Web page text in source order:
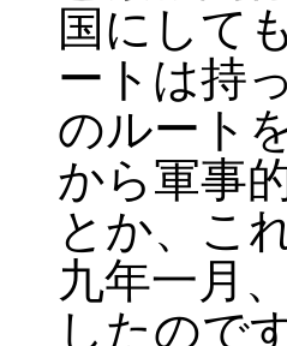
国にして
ートは持
のルート
から軍事
とか、こ
九年一月
したので